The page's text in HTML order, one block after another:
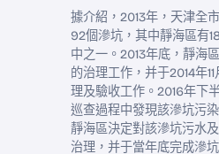
據介紹，2013年，天津全
92個滲坑，其中靜海區有
中之一。2013年底，靜海
的治理工作，并于2014年
理及驗收工作。2016年下
巡查過程中發現該滲坑污
靜海區決定對該滲坑污水
治理，并于當年底完成滲